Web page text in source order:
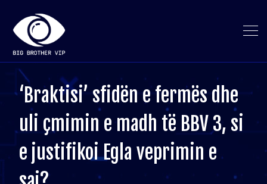
‘Braktisi’ sfidën e fermës dhe
uli çmimin e madh të BBV 3, si
e justifikoi Egla veprimin e